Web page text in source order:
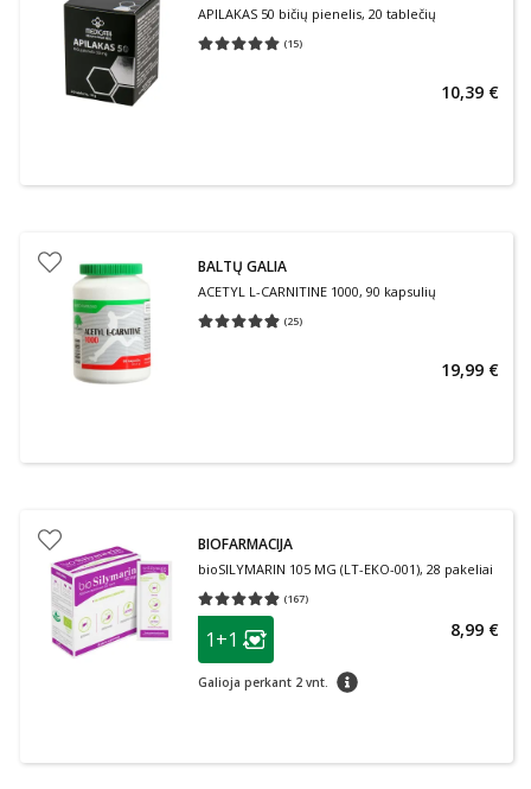
APILAKAS 50 bičių pienelis, 20 tablečių
(15)
Vidutinis įvertinimas 5.00
10,39 €
BALTŲ GALIA
ACETYL L-CARNITINE 1000, 90 kapsulių
(25)
Vidutinis įvertinimas 4.88
19,99 €
BIOFARMACIJA
bioSILYMARIN 105 MG (LT-EKO-001), 28 pakeliai
(167)
Vidutinis įvertinimas 4.85
patarimas
Lojalumo klubo narių nuolaida
1+1
Galioja perkant 2 vnt. patarimas
8,99 €